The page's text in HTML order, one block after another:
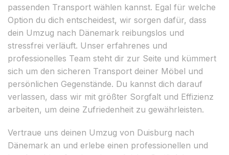
passenden Transport wählen kannst. Egal für welche
Option du dich entscheidest, wir sorgen dafür, dass
dein Umzug nach Dänemark reibungslos und
stressfrei verläuft. Unser erfahrenes und
professionelles Team steht dir zur Seite und kümmert
sich um den sicheren Transport deiner Möbel und
persönlichen Gegenstände. Du kannst dich darauf
verlassen, dass wir mit größter Sorgfalt und Effizienz
arbeiten, um deine Zufriedenheit zu gewährleisten.
Vertraue uns deinen Umzug von Duisburg nach
Dänemark an und erlebe einen professionellen und